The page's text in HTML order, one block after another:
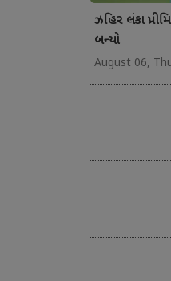
ઝહિર લંકા
બન્યો
August 06,